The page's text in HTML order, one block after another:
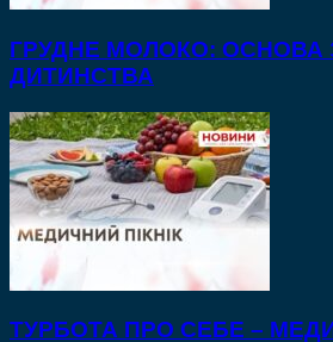
ГРУДНЕ МОЛОКО: ОСНОВА
ДИТИНСТВА
ТУРБОТА ПРО СЕБЕ –